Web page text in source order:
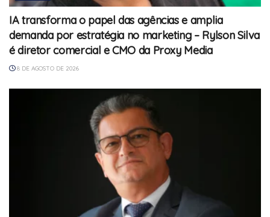
IA transforma o papel das agências e amplia
demanda por estratégia no marketing – Rylson Silva
é diretor comercial e CMO da Proxy Media
8 DE AGOSTO DE 2026